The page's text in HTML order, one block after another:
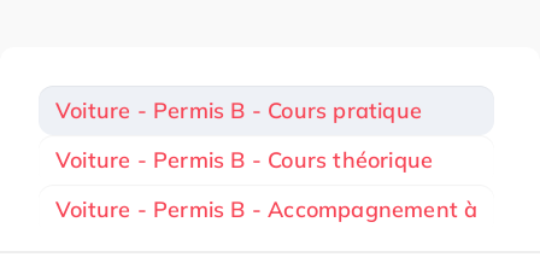
Voiture - Permis B - Cours pratique
Voiture - Permis B - Cours théorique
Voiture - Permis B - Accompagnement à